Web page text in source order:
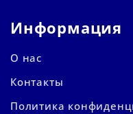
Информация
О нас
Контакты
Политика